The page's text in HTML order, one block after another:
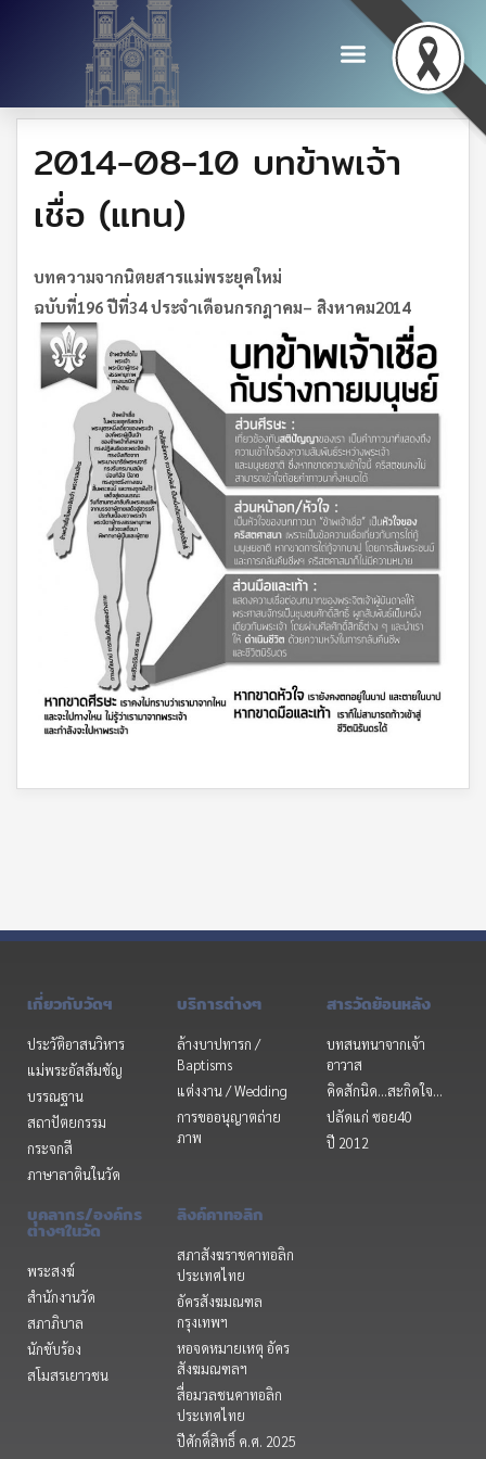
2014-08-10 บทข้าพเจ้า
เชื่อ (แทน)
บทความจากนิตยสารแม่พระยุคใหม่
ฉบับที่196ปีที่34ประจำเดือนกรกฎาคม– สิงหาคม2014
เกี่ยวกับวัดฯ
ประวัติอาสนวิหาร
แม่พระอัสสัมชัญ
บรรณฐาน
สถาปัตยกรรม
กระจกสี
ภาษาลาตินในวัด
บริการต่างๆ
ล้างบาปทารก /
Baptisms
แต่งงาน / Wedding
การขออนุญาตถ่าย
ภาพ
สารวัดย้อนหลัง
บทสนทนาจากเจ้า
อาวาส
คิดสักนิด...สะกิดใจ...
ปลัดแก่ ซอย40
ปี 2012
บุคลากร/องค์กร
ต่างๆในวัด
พระสงฆ์
สำนักงานวัด
สภาภิบาล
นักขับร้อง
สโมสรเยาวชน
ลิงค์คาทอลิก
สภาสังฆราชคาทอลิก
ประเทศไทย
อัครสังฆมณฑล
กรุงเทพฯ
หอจดหมายเหตุ อัคร
สังฆมณฑลฯ
สื่อมวลชนคาทอลิก
ประเทศไทย
ปีศักดิ์สิทธิ์ ค.ศ. 2025